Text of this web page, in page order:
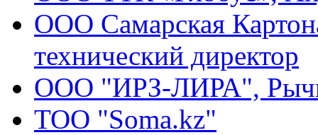
ООО Самарская
технический директор
ООО "ИРЗ-ЛИРА",
ТОО "Soma.kz"